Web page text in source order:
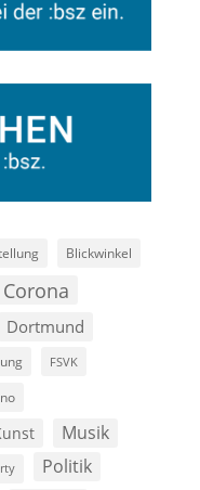
Blickwinkel
Corona
Dortmund
FSVK
Musik
Politik